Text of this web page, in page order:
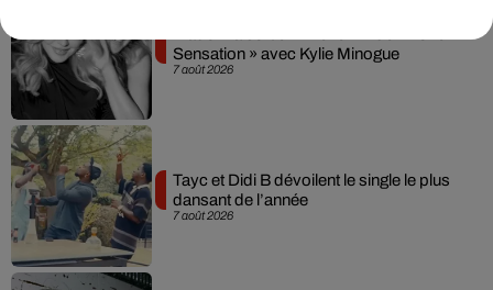
7 août 2026
Sensation » avec Kylie Minogue
7 août 2026
Tayc et Didi B dévoilent le single le plus
dansant de l’année